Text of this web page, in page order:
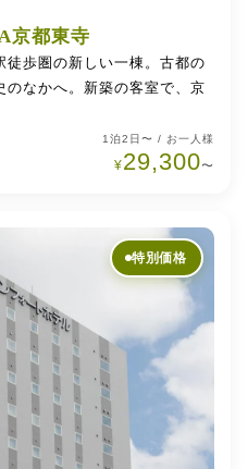
京都東寺
歩圏の新しい一棟。古都の
なかへ。新築の客室で、京
1泊2日〜 / お一人様
¥29,300〜
特別価格